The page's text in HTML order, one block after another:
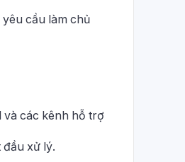
cầu làm chủ
và các kênh hỗ trợ
xử lý.